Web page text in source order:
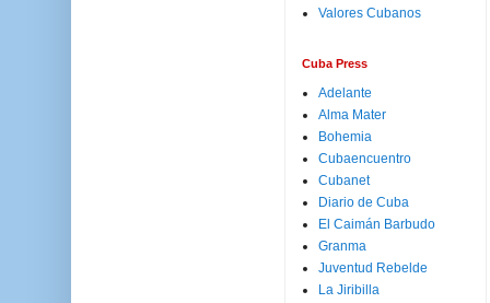
Valores Cubanos
Cuba Press
Adelante
Alma Mater
Bohemia
Cubaencuentro
Cubanet
Diario de Cuba
El Caimán Barbudo
Granma
Juventud Rebelde
La Jiribilla